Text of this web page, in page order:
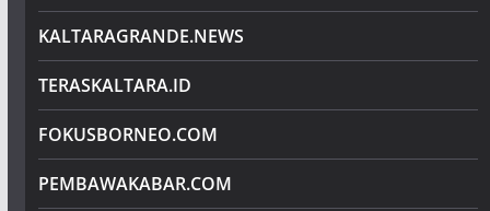
KALTARAGRANDE.NEWS
TERASKALTARA.ID
FOKUSBORNEO.COM
PEMBAWAKABAR.COM